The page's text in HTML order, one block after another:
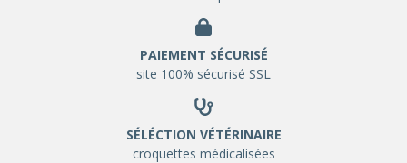
PAIEMENT SÉCURISÉ
site 100% sécurisé SSL
SÉLÉCTION VÉTÉRINAIRE
croquettes médicalisées